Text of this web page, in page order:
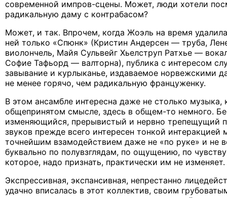
современной импров-сцены. Может, люди хотели
радикальную даму с контрабасом?
Может, и так. Впрочем, когда Жоэль на время
ней только «Спюнк» (Кристин Андерсен — труба,
виолончель, Майя Сульвейг Хьелструп Ратхье —
Софие Тафьорд — валторна), публика с интересом
завывание и курлыканье, издаваемое норвежскими
не менее горячо, чем радикальную француженку.
В этом ансамбле интересна даже не столько музыка,
общепринятом смысле, здесь в общем-то немного.
изменяющийся, прерывистый и нервно трепещущий
звуков прежде всего интересен тонкой
точнейшим взамодействием даже не «по руке» и не
буквально по полувзглядам, по ощущению, по
которое, надо признать, практически им не изменяет.
Экспрессивная, экспансивная, непрестанно
удачно вписалась в этот коллектив, своим